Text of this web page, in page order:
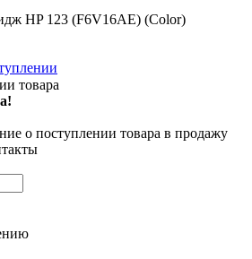
товара
о поступлении товара в продажу